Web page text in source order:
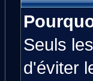
Seuls
d'éviter